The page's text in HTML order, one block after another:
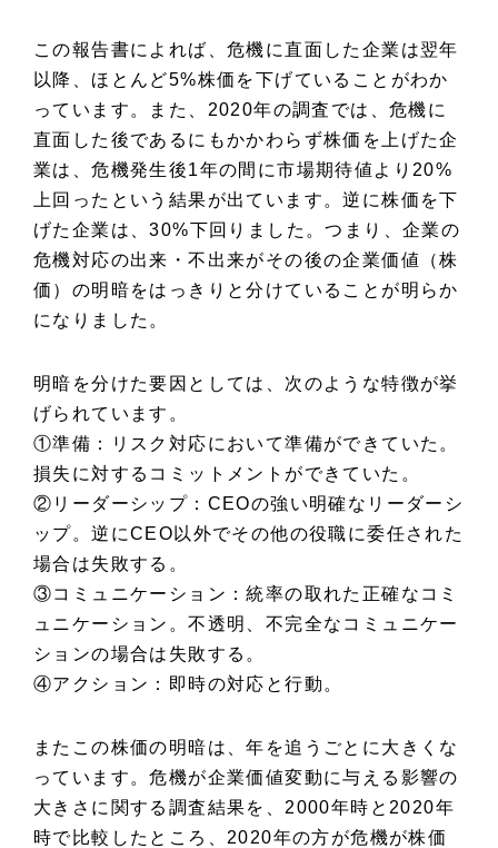
この報告書によれば、危機に直面した企業は翌年
以降、ほとんど5%株価を下げていることがわか
っています。また、2020年の調査では、危機に
直面した後であるにもかかわらず株価を上げた企
業は、危機発生後1年の間に市場期待値より20%
上回ったという結果が出ています。逆に株価を下
げた企業は、30%下回りました。つまり、企業の
危機対応の出来・不出来がその後の企業価値（株
価）の明暗をはっきりと分けていることが明らか
になりました。
明暗を分けた要因としては、次のような特徴が挙
げられています。
①準備：リスク対応において準備ができていた。
損失に対するコミットメントができていた。
②リーダーシップ：CEOの強い明確なリーダーシ
ップ。逆にCEO以外でその他の役職に委任された
場合は失敗する。
③コミュニケーション：統率の取れた正確なコミ
ュニケーション。不透明、不完全なコミュニケー
ションの場合は失敗する。
④アクション：即時の対応と行動。
またこの株価の明暗は、年を追うごとに大きくな
っています。危機が企業価値変動に与える影響の
大きさに関する調査結果を、2000年時と2020年
時で比較したところ、2020年の方が危機が株価